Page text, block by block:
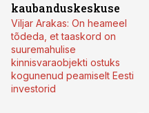
kaubanduskeskuse
Viljar Arakas: On heameel
tõdeda, et taaskord on
suuremahulise
kinnisvaraobjekti ostuks
kogunenud peamiselt Eesti
investorid